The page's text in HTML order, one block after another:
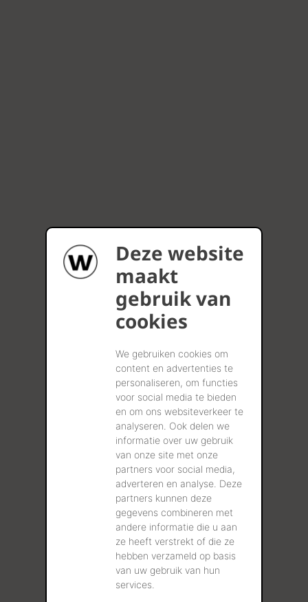
Deze website
maakt
gebruik van
cookies
We gebruiken cookies om
content en advertenties te
personaliseren, om functies
voor social media te bieden
en om ons websiteverkeer te
analyseren. Ook delen we
informatie over uw gebruik
van onze site met onze
partners voor social media,
adverteren en analyse. Deze
partners kunnen deze
gegevens combineren met
andere informatie die u aan
ze heeft verstrekt of die ze
hebben verzameld op basis
van uw gebruik van hun
services.